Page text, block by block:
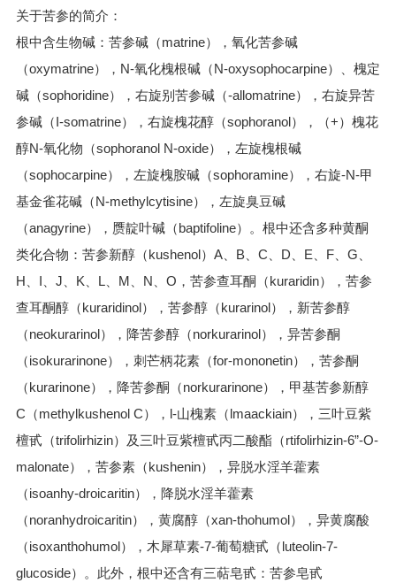
关于苦参的简介：
根中含生物碱：苦参碱（matrine），氧化苦参碱
（oxymatrine），N-氧化槐根碱（N-oxysophocarpine）、槐定
碱（sophoridine），右旋别苦参碱（-allomatrine），右旋异苦
参碱（I-somatrine），右旋槐花醇（sophoranol），（+）槐花
醇N-氧化物（sophoranol N-oxide），左旋槐根碱
（sophocarpine），左旋槐胺碱（sophoramine），右旋-N-甲
基金雀花碱（N-methylcytisine），左旋臭豆碱
（anagyrine），赝靛叶碱（baptifoline）。根中还含多种黄酮
类化合物：苦参新醇（kushenol）A、B、C、D、E、F、G、
H、I、J、K、L、M、N、O，苦参查耳酮（kuraridin），苦参
查耳酮醇（kuraridinol），苦参醇（kurarinol），新苦参醇
（neokurarinol），降苦参醇（norkurarinol），异苦参酮
（isokurarinone），刺芒柄花素（for-mononetin），苦参酮
（kurarinone），降苦参酮（norkurarinone），甲基苦参新醇
C（methylkushenol C），l-山槐素（lmaackiain），三叶豆紫
檀甙（trifolirhizin）及三叶豆紫檀甙丙二酸酯（rtifolirhizin-6”-O-
malonate），苦参素（kushenin），异脱水淫羊藿素
（isoanhy-droicaritin），降脱水淫羊藿素
（noranhydroicaritin），黄腐醇（xan-thohumol），异黄腐酸
（isoxanthohumol），木犀草素-7-葡萄糖甙（luteolin-7-
glucoside）。此外，根中还含有三萜皂甙：苦参皂甙